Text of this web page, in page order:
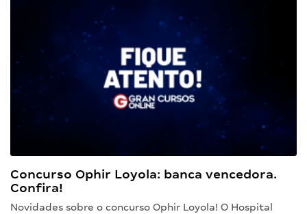
Concurso Ophir Loyola: banca vencedora.
Confira!
Novidades sobre o concurso Ophir Loyola! O Hospital